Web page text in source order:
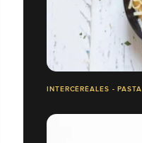
INTERCÉRÉALES - PASTA